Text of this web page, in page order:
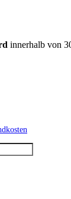
innerhalb von